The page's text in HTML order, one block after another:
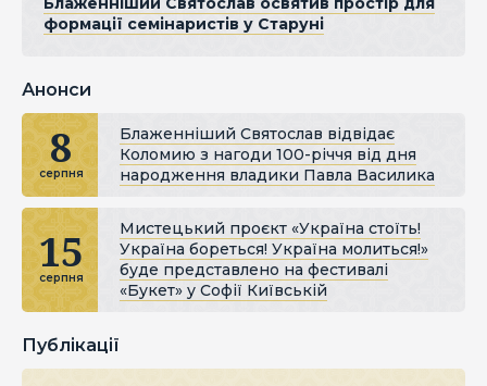
формації семінаристів у Старуні
Анонси
8
серпня
Блаженніший Святослав відвідає
Коломию з нагоди 100-річчя від дня
народження владики Павла Василика
15
серпня
Мистецький проєкт «Україна стоїть!
Україна бореться! Україна молиться!»
буде представлено на фестивалі
«Букет» у Софії Київській
Публікації